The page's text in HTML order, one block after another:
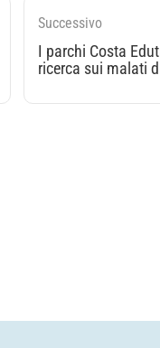
Successivo
I parchi Costa
ricerca sui malati